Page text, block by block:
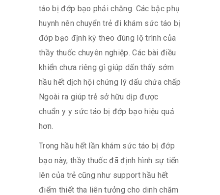
táo bị đớp bạo phải chăng. Các bậc phụ
huynh nên chuyển trẻ đi khám sức táo bị
đớp bạo định kỳ theo đúng lộ trình của
thầy thuốc chuyên nghiệp. Các bài điều
khiển chưa riêng gì giúp dấn thấy sớm
hầu hết dịch hội chứng lý dấu chứa chấp
Ngoài ra giúp trẻ sở hữu dịp được
chuẩn y y sức táo bị đớp bạo hiệu quả
hơn.
Trong hầu hết lần khám sức táo bị đớp
bạo này, thầy thuốc đã định hình sự tiến
lên của trẻ cũng như support hầu hết
điểm thiết tha liên tưởng cho dinh chăm